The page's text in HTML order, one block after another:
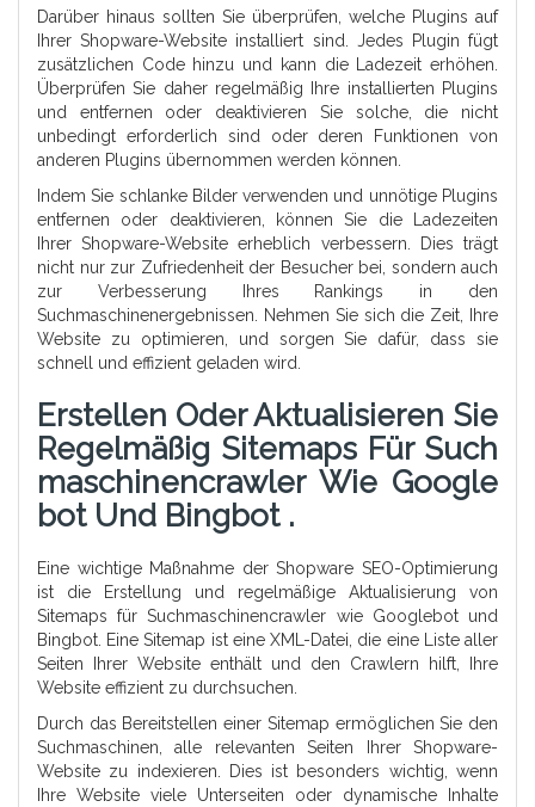
Darüber hinaus sollten Sie überprüfen, welche Plugins auf
Ihrer Shopware-Website installiert sind. Jedes Plugin fügt
zusätzlichen Code hinzu und kann die Ladezeit erhöhen.
Überprüfen Sie daher regelmäßig Ihre installierten Plugins
und entfernen oder deaktivieren Sie solche, die nicht
unbedingt erforderlich sind oder deren Funktionen von
anderen Plugins übernommen werden können.
Indem Sie schlanke Bilder verwenden und unnötige Plugins
entfernen oder deaktivieren, können Sie die Ladezeiten
Ihrer Shopware-Website erheblich verbessern. Dies trägt
nicht nur zur Zufriedenheit der Besucher bei, sondern auch
zur Verbesserung Ihres Rankings in den
Suchmaschinenergebnissen. Nehmen Sie sich die Zeit, Ihre
Website zu optimieren, und sorgen Sie dafür, dass sie
schnell und effizient geladen wird.
Erstellen Oder Aktualisieren Sie
Regelmäßig Sitemaps Für Such
Maschinencrawler Wie Google
Bot Und Bingbot .
Eine wichtige Maßnahme der Shopware SEO-Optimierung
ist die Erstellung und regelmäßige Aktualisierung von
Sitemaps für Suchmaschinencrawler wie Googlebot und
Bingbot. Eine Sitemap ist eine XML-Datei, die eine Liste aller
Seiten Ihrer Website enthält und den Crawlern hilft, Ihre
Website effizient zu durchsuchen.
Durch das Bereitstellen einer Sitemap ermöglichen Sie den
Suchmaschinen, alle relevanten Seiten Ihrer Shopware-
Website zu indexieren. Dies ist besonders wichtig, wenn
Ihre Website viele Unterseiten oder dynamische Inhalte